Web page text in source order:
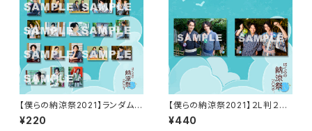
【僕らの納涼祭2021】ランダムブ
ロマイド（全１８種類）
¥220
【僕らの納涼祭2021】２L判２シ
ョットブロマイド
¥440